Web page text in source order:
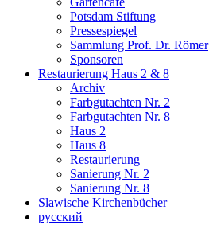
Potsdam Stiftung
Pressespiegel
Sammlung Prof. Dr. Römer
Sponsoren
Restaurierung Haus 2 & 8
Archiv
Farbgutachten Nr. 2
Farbgutachten Nr. 8
Haus 2
Haus 8
Restaurierung
Sanierung Nr. 2
Sanierung Nr. 8
Slawische Kirchenbücher
русский